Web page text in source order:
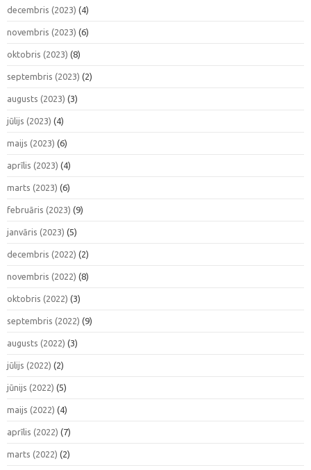
decembris (2023) (4)
novembris (2023) (6)
oktobris (2023) (8)
septembris (2023) (2)
augusts (2023) (3)
jūlijs (2023) (4)
maijs (2023) (6)
aprīlis (2023) (4)
marts (2023) (6)
februāris (2023) (9)
janvāris (2023) (5)
decembris (2022) (2)
novembris (2022) (8)
oktobris (2022) (3)
septembris (2022) (9)
augusts (2022) (3)
jūlijs (2022) (2)
jūnijs (2022) (5)
maijs (2022) (4)
aprīlis (2022) (7)
marts (2022) (2)